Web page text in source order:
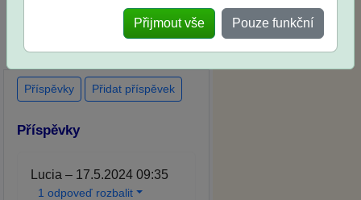
po skutečných přijímacích
zkouškách
Přijmout vše Pouze funkční
Příspěvky Přidat příspěvek
Příspěvky
Lucia – 17.5.2024 09:35
1 odpoveď rozbalit